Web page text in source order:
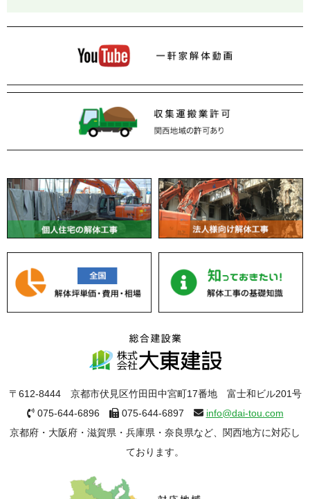
〒612-8444 京都市伏見区竹田田中宮町17番地 富士和ビル201号
075-644-6896
075-644-6897
info@dai-tou.com
京都府・大阪府・滋賀県・兵庫県・奈良県など、関西地方に対応し
ております。